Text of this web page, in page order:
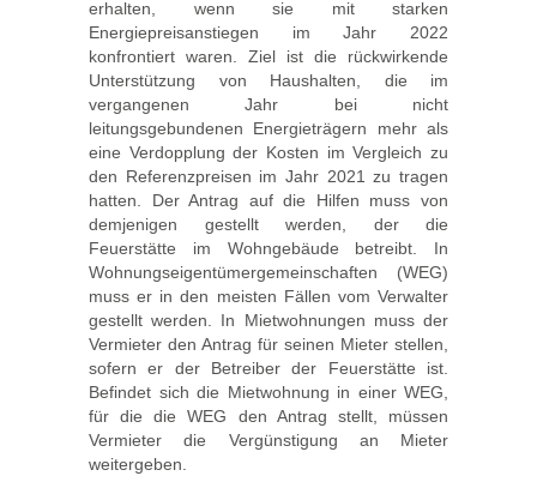
erhalten, wenn sie mit starken
Energiepreisanstiegen im Jahr 2022
konfrontiert waren. Ziel ist die rückwirkende
Unterstützung von Haushalten, die im
vergangenen Jahr bei nicht
leitungsgebundenen Energieträgern mehr als
eine Verdopplung der Kosten im Vergleich zu
den Referenzpreisen im Jahr 2021 zu tragen
hatten. Der Antrag auf die Hilfen muss von
demjenigen gestellt werden, der die
Feuerstätte im Wohngebäude betreibt. In
Wohnungseigentümergemeinschaften (WEG)
muss er in den meisten Fällen vom Verwalter
gestellt werden. In Mietwohnungen muss der
Vermieter den Antrag für seinen Mieter stellen,
sofern er der Betreiber der Feuerstätte ist.
Befindet sich die Mietwohnung in einer WEG,
für die die WEG den Antrag stellt, müssen
Vermieter die Vergünstigung an Mieter
weitergeben.